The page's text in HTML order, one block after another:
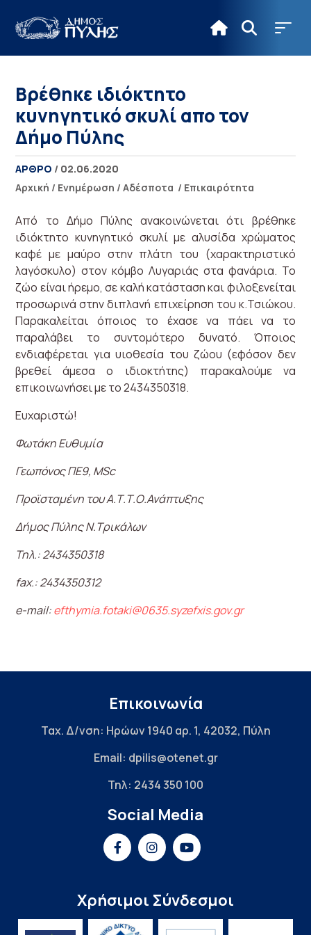
Βρέθηκε ιδιόκτητο
κυνηγητικό σκυλί απο τον
Δήμο Πύλης
ΑΡΘΡΟ / 02.06.2020
Αρχική / Ενημέρωση /Αδέσποτα / Επικαιρότητα
Από το Δήμο Πύλης ανακοινώνεται ότι βρέθηκε
ιδιόκτητο κυνηγητικό σκυλί με αλυσίδα χρώματος
καφέ με μαύρο στην πλάτη του (χαρακτηριστικό
λαγόσκυλο) στον κόμβο Λυγαριάς στα φανάρια. Το
ζώο είναι ήρεμο, σε καλή κατάσταση και φιλοξενείται
προσωρινά στην διπλανή επιχείρηση του κ.Τσιώκου.
Παρακαλείται όποιος το έχασε να πάει να το
παραλάβει το συντομότερο δυνατό. Όποιος
ενδιαφέρεται για υιοθεσία του ζώου (εφόσον δεν
βρεθεί άμεσα ο ιδιοκτήτης) παρακαλούμε να
επικοινωνήσει με το 2434350318.
Ευχαριστώ!
Φωτάκη Ευθυμία
Γεωπόνος ΠΕ9, MSc
Προϊσταμένη του Α.Τ.Τ.Ο.Ανάπτυξης
Δήμος Πύλης Ν.Τρικάλων
Τηλ.: 2434350318
fax.: 2434350312
e-mail:efthymia.fotaki@0635.syzefxis.gov.gr
Επικοινωνία
Ταχ. Δ/νση: Ηρώων 1940 αρ. 1, 42032, Πύλη
Email: dpilis@otenet.gr
Τηλ: 2434 350 100
Social Media
Χρήσιμοι Σύνδεσμοι